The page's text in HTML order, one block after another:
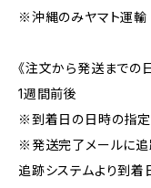
※沖縄のみヤマト運輸
《注文から発送までの
1週間前後
※到着日の日時の指定
※発送完了メールに追
追跡システムより到着